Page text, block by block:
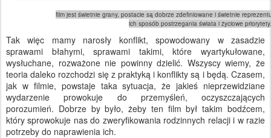
film jest świetnie grany, postacie są dobrze zdefiniowane i świetnie
ich sposób postrzegania świata i życiowe
Tak więc mamy narosły konflikt, spowodowany w zasadzie
sprawami błahymi, sprawami takimi, które wyartykułowane,
wysłuchane, rozważone nie powinny dzielić. Wszyscy wiemy, że
teoria daleko rozchodzi się z praktyką i konflikty są i będą. Czasem,
jak w filmie, powstaje taka sytuacja, że jakieś nieprzewidziane
wydarzenie prowokuje do przemyśleń, oczyszczających
porozumień. Dobrze by było, żeby ten film był takim bodźcem,
który sprowokuje nas do zweryfikowania rodzinnych relacji i w razie
potrzeby do naprawienia ich.